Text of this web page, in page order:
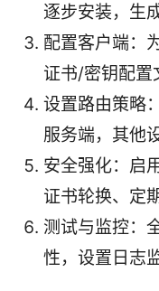
逐步安装，生
配置客户端：
证书/密钥配置
设置路由策略
服务端，其他
安全强化：启
证书轮换、定
测试与监控：
性，设置日志